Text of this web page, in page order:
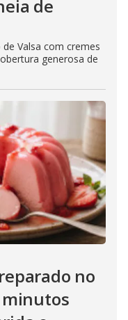
de
Valsa com cremes
generosa de
no